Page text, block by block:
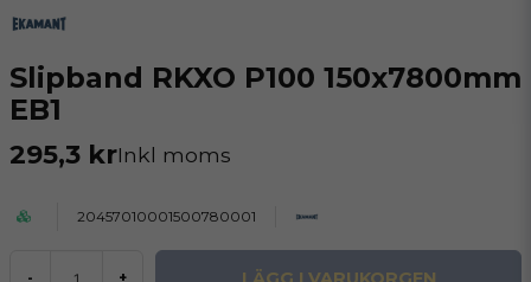
Slipband RKXO P100 150x7800mm
EB1
295,3 krInkl moms
20457010001500780001
- +